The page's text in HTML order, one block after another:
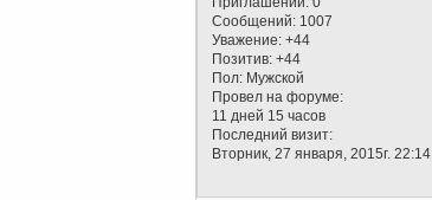
Сообщений: 1007
Уважение: +44
Позитив: +44
Пол: Мужской
Провел на форуме:
11 дней 15 часов
Последний визит:
Вторник, 27 января, 2015г. 22:14